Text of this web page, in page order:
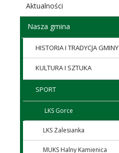
Aktualności
Nasza gmina
HISTORIA I TRADYCJA GMINY
KULTURA I SZTUKA
SPORT
LKS Gorce
LKS Zalesianka
MUKS Halny Kamienica